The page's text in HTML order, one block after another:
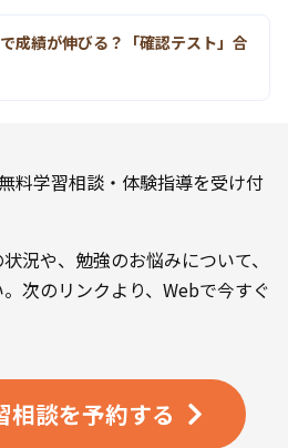
成績が伸びる？「確認テスト」合
料学習相談・体験指導を受け付
況や、勉強のお悩みについて、
次のリンクより、Webで今すぐ
相談を予約する